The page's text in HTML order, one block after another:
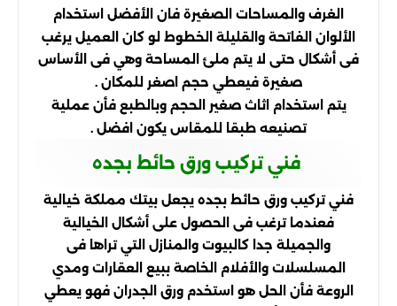
الغرف والمساحات الصغيرة فان الأفضل استخدام
الألوان الفاتحة والقليلة الخطوط لو كان العميل يرغب
فى أشكال حتى لا يتم ملئ المساحة وهي فى الأساس
صغيرة فيعطي حجم اصغر للمكان .
يتم استخدام اثاث صغير الحجم وبالطبع فأن عملية
تصنيعه طبقا للمقاس يكون افضل .
فني تركيب ورق حائط بجده
فني تركيب ورق حائط بجده يجعل بيتك مملكة خيالية
فعندما ترغب فى الحصول على أشكال الخيالية
والجميلة جدا كالبيوت والمنازل التي تراها فى
المسلسلات والأفلام الخاصة ببيع العقارات ومدي
الروعة فأن الحل هو استخدم ورق الجدران فهو يعطي